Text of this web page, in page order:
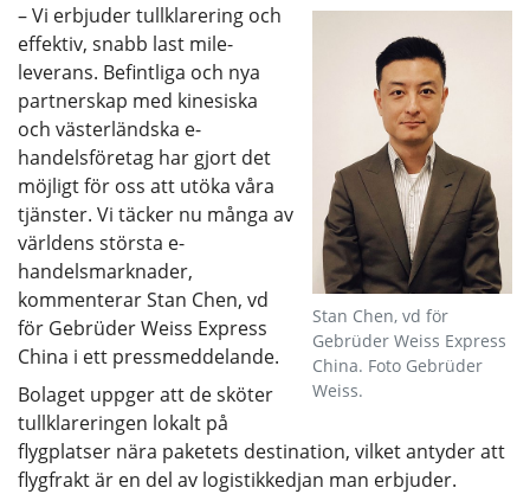
Stan Chen, vd för
Gebrüder Weiss Express
China. Foto Gebrüder
Weiss.
– Vi erbjuder tullklarering och
effektiv, snabb last mile-
leverans. Befintliga och nya
partnerskap med kinesiska
och västerländska e-
handelsföretag har gjort det
möjligt för oss att utöka våra
tjänster. Vi täcker nu många av
världens största e-
handelsmarknader,
kommenterar Stan Chen, vd
för Gebrüder Weiss Express
China i ett pressmeddelande.
Bolaget uppger att de sköter
tullklareringen lokalt på
flygplatser nära paketets destination, vilket antyder att
flygfrakt är en del av logistikkedjan man erbjuder.